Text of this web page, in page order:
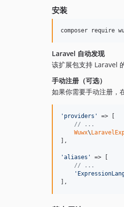
安装
composer require
Laravel 自动发现
该扩展包支持 Laravel
手动注册（可选）
如果你需要手动注册，
' providers '
=> [
// ...
Wuwx\
],
'aliases '
=> [
// ...
'
],